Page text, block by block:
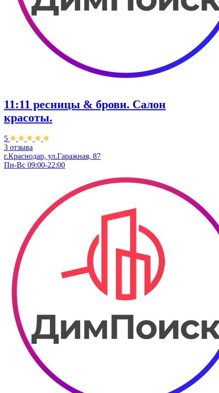
11:11 ресницы & брови. Салон
красоты.
5
3 отзыва
г.Краснодар, ул.Гаражная, 87
Пн-Вс 09:00-22:00